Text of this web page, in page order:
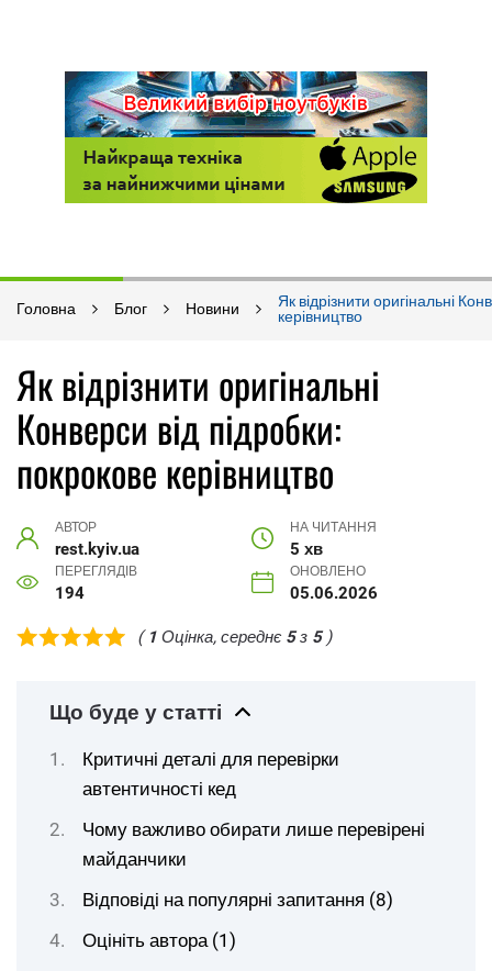
Головна Блог Новини
Як відрізнити оригінальні
керівництво
Як відрізнити оригінальні
Конверси від підробки:
покрокове керівництво
АВТОР
rest.kyiv.ua
НА ЧИТАННЯ
5 хв
ПЕРЕГЛЯДІВ
194
ОНОВЛЕНО
05.06.2026
( 1 Оцінка, середнє 5з 5)
Що буде у статті
Критичні деталі для перевірки
автентичності кед
Чому важливо обирати лише перевірені
майданчики
Відповіді на популярні запитання (8)
Оцініть автора (1)